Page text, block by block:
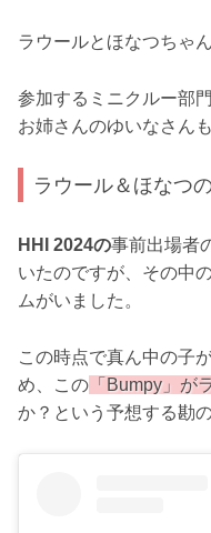
ラウールとほなつちゃ
参加するミニクルー部
お姉さんのゆいなさん
ラウール＆ほなつ
HHI 2024の事前出場者
いたのですが、その中
ムがいました。
この時点で真ん中の子
め、この 「Bumpy」が
か？という予想する勘